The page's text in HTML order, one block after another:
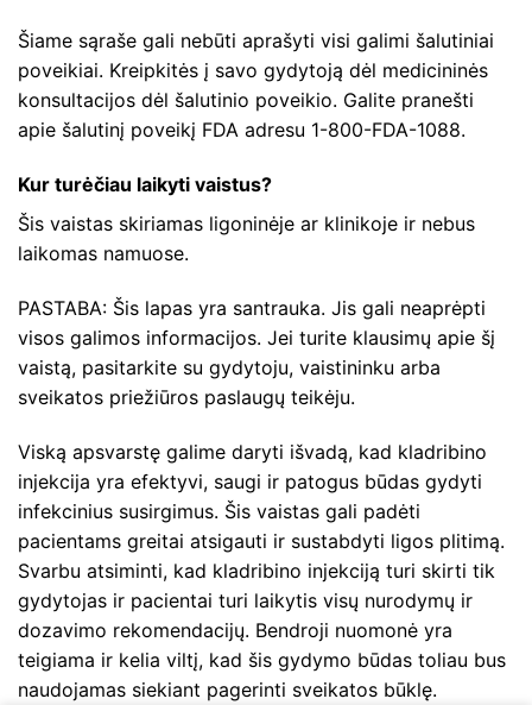
Šiame sąraše gali nebūti aprašyti visi galimi šalutiniai
poveikiai. Kreipkitės į savo gydytoją dėl medicininės
konsultacijos dėl šalutinio poveikio. Galite pranešti
apie šalutinį poveikį FDA adresu 1-800-FDA-1088.
Kur turėčiau laikyti vaistus?
Šis vaistas skiriamas ligoninėje ar klinikoje ir nebus
laikomas namuose.
PASTABA: Šis lapas yra santrauka. Jis gali neaprėpti
visos galimos informacijos. Jei turite klausimų apie šį
vaistą, pasitarkite su gydytoju, vaistininku arba
sveikatos priežiūros paslaugų teikėju.
Viską apsvarstę galime daryti išvadą, kad kladribino
injekcija yra efektyvi, saugi ir patogus būdas gydyti
infekcinius susirgimus. Šis vaistas gali padėti
pacientams greitai atsigauti ir sustabdyti ligos plitimą.
Svarbu atsiminti, kad kladribino injekciją turi skirti tik
gydytojas ir pacientai turi laikytis visų nurodymų ir
dozavimo rekomendacijų. Bendroji nuomonė yra
teigiama ir kelia viltį, kad šis gydymo būdas toliau bus
naudojamas siekiant pagerinti sveikatos būklę.